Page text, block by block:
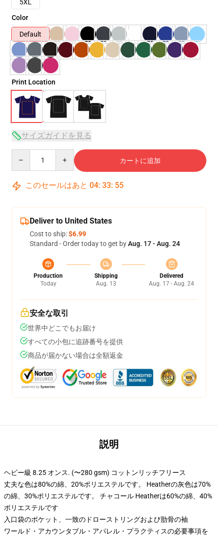
5XL
Color
Default
Print Location
サイズガイドを見る
カートに追加
このセールはあと 04: 33: 54
Deliver to United States
Cost to ship:$6.99
Standard - Order today to get byAug. 17 - Aug. 24
Production
Today
Shipping
Aug. 13
Delivered
Aug. 17 - Aug. 24
安全な取引
世界中どこでもお届け
すべての小包に追跡番号を提供
商品が届かない場合は全額返金
説明
ヘビー級 8.25 オンス. (〜280 gsm) コットンリッチフリース
丈夫な色は80%の綿、20%ポリエステルです。 Heatherの灰色は70%
の綿、30%ポリエステルです。 チャコール Heatherは60%の綿、40%
ポリエステルです
入口袋のポケット、一致のドローストリングおよび肋骨の袖
ワールド・アカウンタブル・アパレル・プラクティスの必要事項を